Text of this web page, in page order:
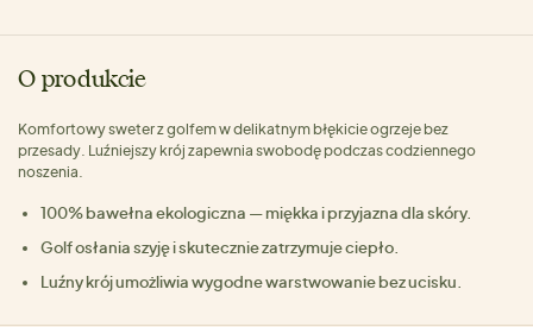
O produkcie
Komfortowy sweter z golfem w delikatnym błękicie ogrzeje bez
przesady. Luźniejszy krój zapewnia swobodę podczas codziennego
noszenia.
100% bawełna ekologiczna — miękka i przyjazna dla skóry.
Golf osłania szyję i skutecznie zatrzymuje ciepło.
Luźny krój umożliwia wygodne warstwowanie bez ucisku.